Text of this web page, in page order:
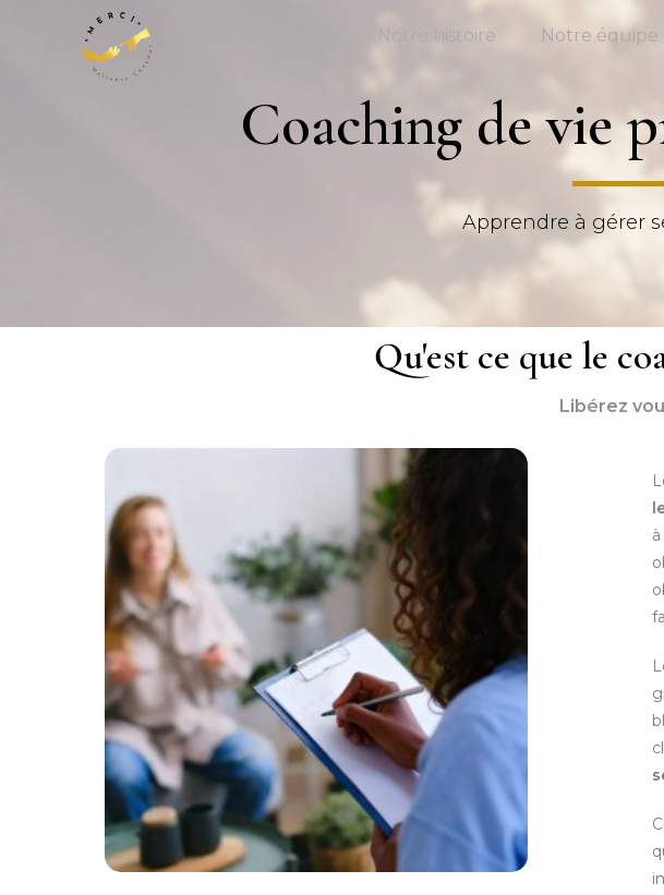
Notre histoire Notre équipe
Coaching de vie
Apprendre à gérer
Qu'est ce que le
Libérez